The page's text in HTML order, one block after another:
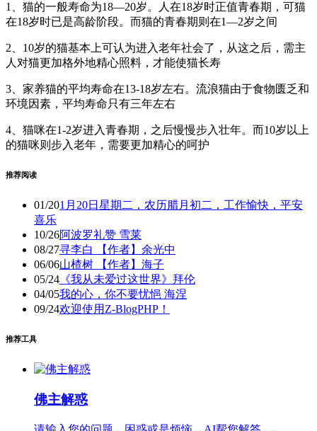
1、猫的一般寿命为18—20岁。人在18岁时正值青春期，可猫
在18岁时已是高龄阶段。而猫的青春期则在1—2岁之间
2、10岁的猫基本上可认为进入老年社会了，从这之后，需主
人对猫更加格外地精心照料，才能使猫长寿
3、家养猫的平均寿命在13-18岁左右。流浪猫由于食物匮乏和
环境因素，平均寿命只有三年左右
4、猫咪在1-2岁进入青春期，之后慢慢步入壮年。而10岁以上
的猫咪则步入老年，需要更加精心的呵护
推荐阅读
01/201月20日星期二，农历腊月初二，工作愉快，平安
喜乐
10/26阿波罗礼赞 雪莱
08/27寻李白 【作者】余光中
06/06山楂树 【作者】海子
05/24 《我从未爱过这世界》拜伦
04/05我的心，你不要忧悒 海涅
09/24欢迎使用Z-BlogPHP！
推荐工具
佛主解惑